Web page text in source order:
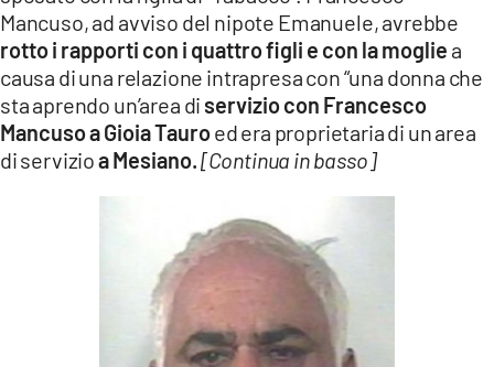
Mancuso, ad avviso del nipote Emanuele, avrebbe
rotto i rapporti con i quattro figli e con la moglie a
causa di una relazione intrapresa con “una donna che
sta aprendo un’area di servizio con Francesco
Mancuso a Gioia Tauroed era proprietaria di un area
di servizioa Mesiano.[Continua in basso]